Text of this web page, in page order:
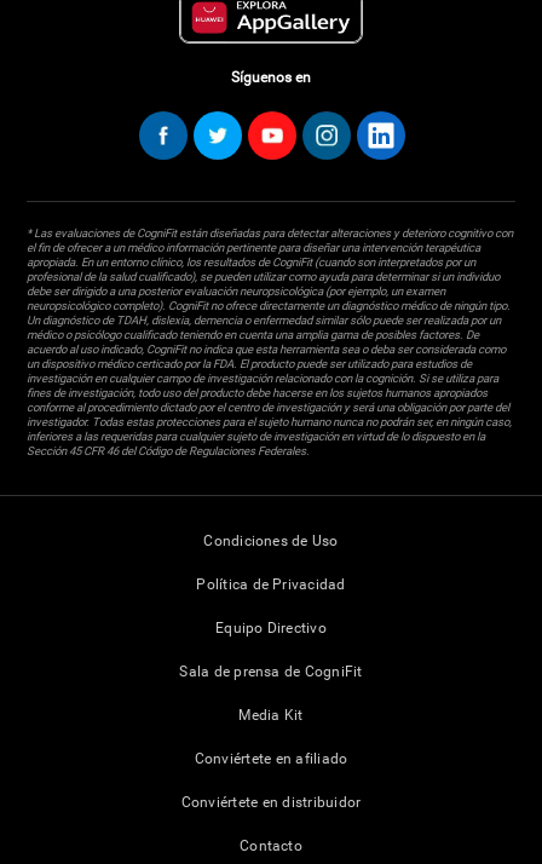
Síguenos en
* Las evaluaciones de CogniFit están diseñadas para detectar alteraciones y deterioro cognitivo con
el fin de ofrecer a un médico información pertinente para diseñar una intervención terapéutica
apropiada. En un entorno clínico, los resultados de CogniFit (cuando son interpretados por un
profesional de la salud cualificado), se pueden utilizar como ayuda para determinar si un individuo
debe ser dirigido a una posterior evaluación neuropsicológica (por ejemplo, un examen
neuropsicológico completo). CogniFit no ofrece directamente un diagnóstico médico de ningún tipo.
Un diagnóstico de TDAH, dislexia, demencia o enfermedad similar sólo puede ser realizada por un
médico o psicólogo cualificado teniendo en cuenta una amplia gama de posibles factores. De
acuerdo al uso indicado, CogniFit no indica que esta herramienta sea o deba ser considerada como
un dispositivo médico certicado por la FDA. El producto puede ser utilizado para estudios de
investigación en cualquier campo de investigación relacionado con la cognición. Si se utiliza para
fines de investigación, todo uso del producto debe hacerse en los sujetos humanos apropiados
conforme al procedimiento dictado por el centro de investigación y será una obligación por parte del
investigador. Todas estas protecciones para el sujeto humano nunca no podrán ser, en ningún caso,
inferiores a las requeridas para cualquier sujeto de investigación en virtud de lo dispuesto en la
Sección 45 CFR 46 del Código de Regulaciones Federales.
Condiciones de Uso
Política de Privacidad
Equipo Directivo
Sala de prensa de CogniFit
Media Kit
Conviértete en afiliado
Conviértete en distribuidor
Contacto